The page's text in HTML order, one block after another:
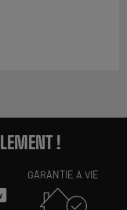
!
GARANTIE À VIE